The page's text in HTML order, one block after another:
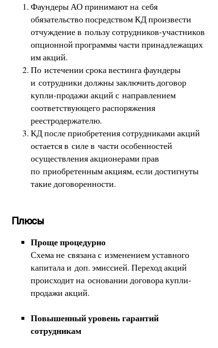
Фаундеры АО принимают на себя
обязательство посредством КД произвести
отчуждение в пользу сотрудников-участников
опционной программы части принадлежащих
им акций.
По истечении срока вестинга фаундеры
и сотрудники должны заключить договор
купли-продажи акций с направлением
соответствующего распоряжения
реестродержателю.
КД после приобретения сотрудниками акций
остается в силе в части особенностей
осуществления акционерами прав
по приобретенным акциям, если достигнуты
такие договоренности.
Плюсы
Проще процедурно
Схема не связана с изменением уставного
капитала и доп. эмиссией. Переход акций
происходит на основании договора купли-
продажи акций.
Повышенный уровень гарантий
сотрудникам